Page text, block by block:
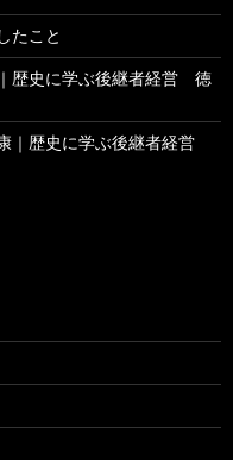
たこと
歴史に学ぶ後継者経営 徳
｜歴史に学ぶ後継者経営